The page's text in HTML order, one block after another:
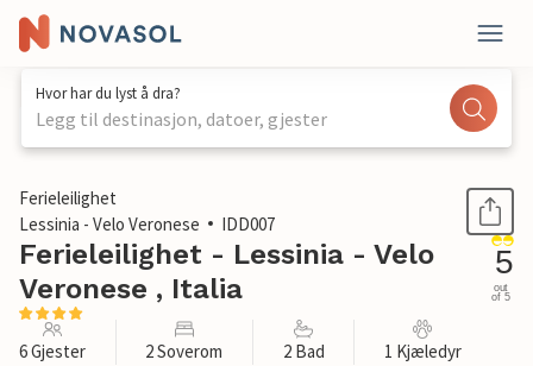
Hvor har du lyst å dra?
Legg til destinasjon, datoer, gjester
1 / 33
Ferieleilighet
Lessinia - Velo Veronese
IDD007
Ferieleilighet - Lessinia - Velo
Veronese , Italia
5
out
of 5
6 Gjester 2 Soverom 2 Bad 1 Kjæledyr